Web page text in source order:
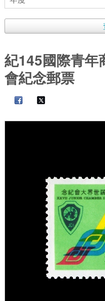
紀145國際青年
會紀念郵票